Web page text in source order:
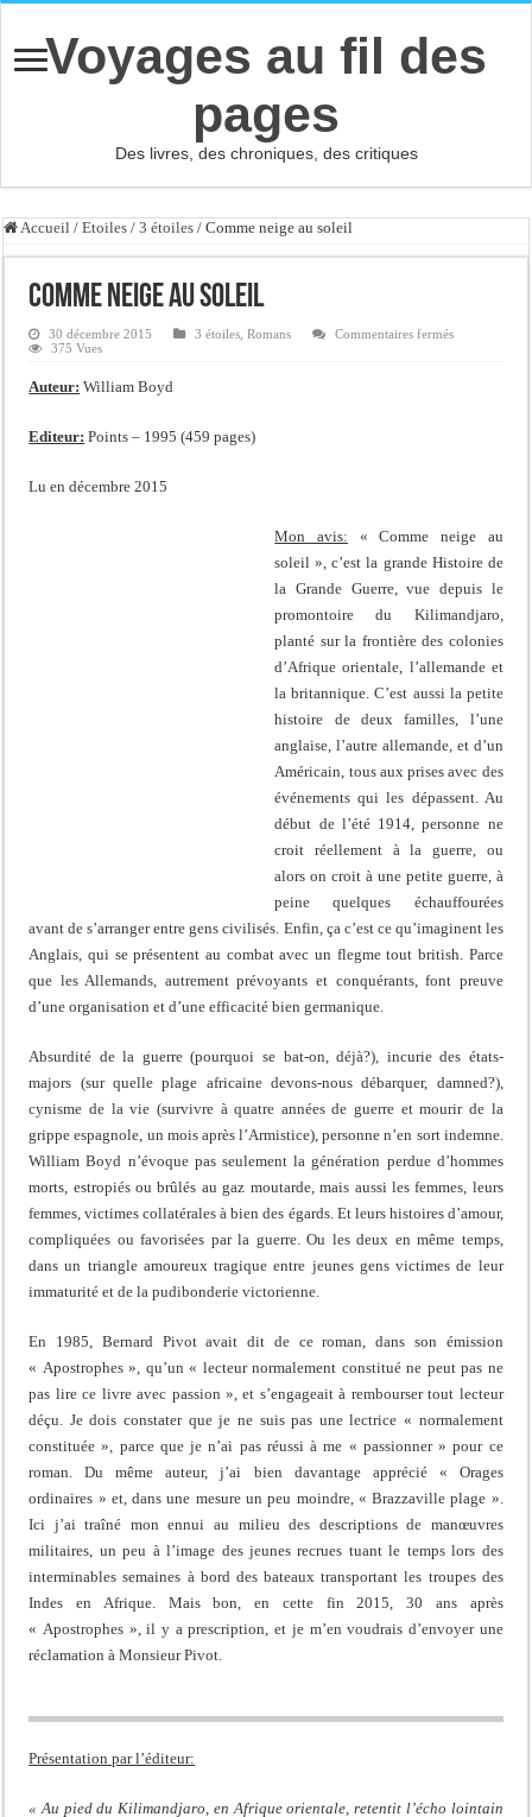
Voyages au fil des
pages
Des livres, des chroniques, des critiques
Accueil / Etoiles / 3 étoiles / Comme neige au soleil
Comme neige au soleil
30 décembre 2015 3 étoiles ,Romans Commentaires ferméssur
375 Vues
Auteur: William Boyd
Editeur: Points – 1995 (459 pages)
Lu en décembre 2015
Mon avis: « Comme neige au
soleil », c’est la grande Histoire de
la Grande Guerre, vue depuis le
promontoire du Kilimandjaro,
planté sur la frontière des colonies
d’Afrique orientale, l’allemande et
la britannique. C’est aussi la petite
histoire de deux familles, l’une
anglaise, l’autre allemande, et d’un
Américain, tous aux prises avec des
événements qui les dépassent. Au
début de l’été 1914, personne ne
croit réellement à la guerre, ou
alors on croit à une petite guerre, à
peine quelques échauffourées
avant de s’arranger entre gens civilisés. Enfin, ça c’est ce qu’imaginent les
Anglais, qui se présentent au combat avec un flegme tout british. Parce
que les Allemands, autrement prévoyants et conquérants, font preuve
d’une organisation et d’une efficacité bien germanique.
Absurdité de la guerre (pourquoi se bat-on, déjà?), incurie des états-
majors (sur quelle plage africaine devons-nous débarquer, damned?),
cynisme de la vie (survivre à quatre années de guerre et mourir de la
grippe espagnole, un mois après l’Armistice), personne n’en sort indemne.
William Boyd n’évoque pas seulement la génération perdue d’hommes
morts, estropiés ou brûlés au gaz moutarde, mais aussi les femmes, leurs
femmes, victimes collatérales à bien des égards. Et leurs histoires d’amour,
compliquées ou favorisées par la guerre. Ou les deux en même temps,
dans un triangle amoureux tragique entre jeunes gens victimes de leur
immaturité et de la pudibonderie victorienne.
En 1985, Bernard Pivot avait dit de ce roman, dans son émission
« Apostrophes », qu’un « lecteur normalement constitué ne peut pas ne
pas lire ce livre avec passion », et s’engageait à rembourser tout lecteur
déçu. Je dois constater que je ne suis pas une lectrice « normalement
constituée », parce que je n’ai pas réussi à me « passionner » pour ce
roman. Du même auteur, j’ai bien davantage apprécié « Orages
ordinaires » et, dans une mesure un peu moindre, « Brazzaville plage ».
Ici j’ai traîné mon ennui au milieu des descriptions de manœuvres
militaires, un peu à l’image des jeunes recrues tuant le temps lors des
interminables semaines à bord des bateaux transportant les troupes des
Indes en Afrique. Mais bon, en cette fin 2015, 30 ans après
« Apostrophes », il y a prescription, et je m’en voudrais d’envoyer une
réclamation à Monsieur Pivot.
Présentation par l’éditeur:
« Au pied du Kilimandjaro, en Afrique orientale, retentit l’écho lointain